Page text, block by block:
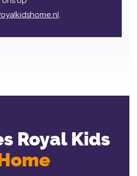
.
Royal Kids